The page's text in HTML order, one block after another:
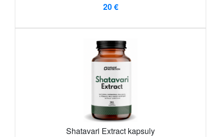
20 €
Shatavari Extract kapsuly